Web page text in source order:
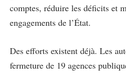
comptes, réduire les déficits et
engagements de l’État.
Des efforts existent déjà. Les
fermeture de 19 agences